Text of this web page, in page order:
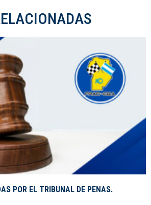
POR EL TRIBUNAL DE PENAS.